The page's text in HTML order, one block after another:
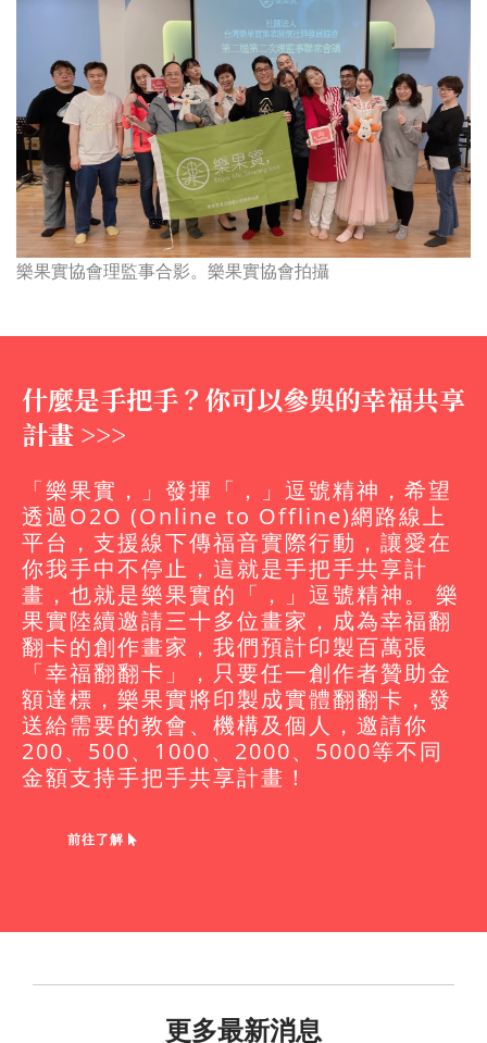
樂果實協會理監事合影。樂果實協會拍攝
什麼是手把手？你可以參與的幸福共享
計畫 >>>
「樂果實，」發揮「，」逗號精神，希望
透過O2O (Online to Offline)網路線上
平台，支援線下傳福音實際行動，讓愛在
你我手中不停止，這就是手把手共享計
畫，也就是樂果實的「，」逗號精神。 樂
果實陸續邀請三十多位畫家，成為幸福翻
翻卡的創作畫家，我們預計印製百萬張
「幸福翻翻卡」，只要任一創作者贊助金
額達標，樂果實將印製成實體翻翻卡，發
送給需要的教會、機構及個人，邀請你
200、500、1000、2000、5000等不同
金額支持手把手共享計畫！
前往了解
更多最新消息